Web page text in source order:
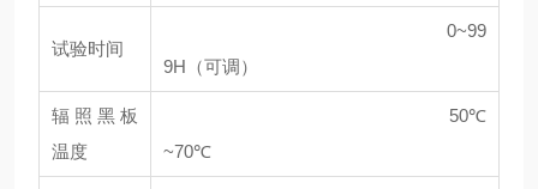
试验时间
0~99
9H（可调）
辐照黑板
温度
50℃
~70℃